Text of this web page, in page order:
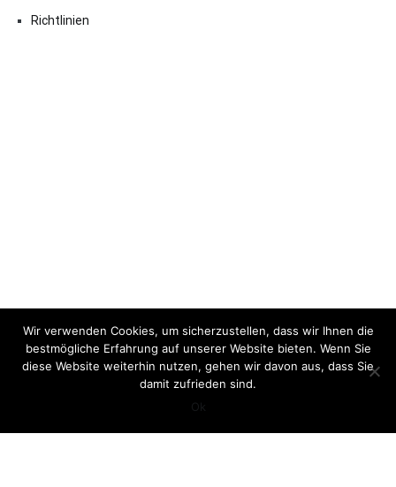
Richtlinien
Wir verwenden Cookies, um sicherzustellen, dass wir Ihnen die
bestmögliche Erfahrung auf unserer Website bieten. Wenn Sie
diese Website weiterhin nutzen, gehen wir davon aus, dass Sie
damit zufrieden sind.
Ok